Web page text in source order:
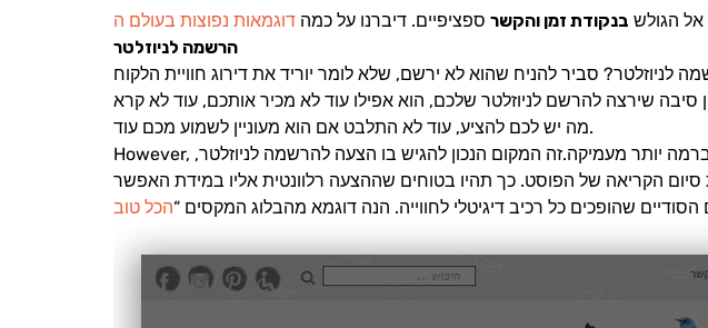
אל הגולש בנקודת זמן והקשר ספציפיים. דיברנו על כמה
הרשמה לניוזלטר
3 שניות “קופץ עליו” פופ אפ הרשמה לניוזלטר? סביר להניח שהוא לא ירשם, שלא לומר יוריד את דירוג חוויית הלקוח
שירצה להרשם לניוזלטר שלכם, הוא אפילו עוד לא מכיר אותכם, עוד לא קרא
מה יש לכם להציע, עוד לא התלבט אם הוא מעוניין לשמוע מכם עוד.
However, אם הוא נכנס לבלוג שלכם, ניתן להגיד בוודאות יחסית שהוא כבר מתעניין בתכנים שלכם ברמה יותר מעמיקה.זה המקום הנכון להגיש בו הצעה להרשמה לניוזלטר,
שהופכים כל רכיב דיגיטלי לחווייה. הנה דוגמא מהבלוג המקסים “הכל טוב